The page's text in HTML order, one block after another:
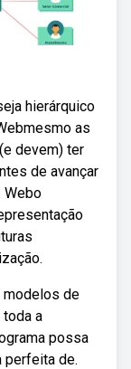
hierárquico
as
devem) ter
de avançar
Webo
modelos de
a
possa
perfeita de.